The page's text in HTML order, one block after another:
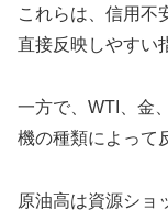
これらは、信用不
直接反映しやすい
一方で、WTI、金
機の種類によって
原油高は資源ショ